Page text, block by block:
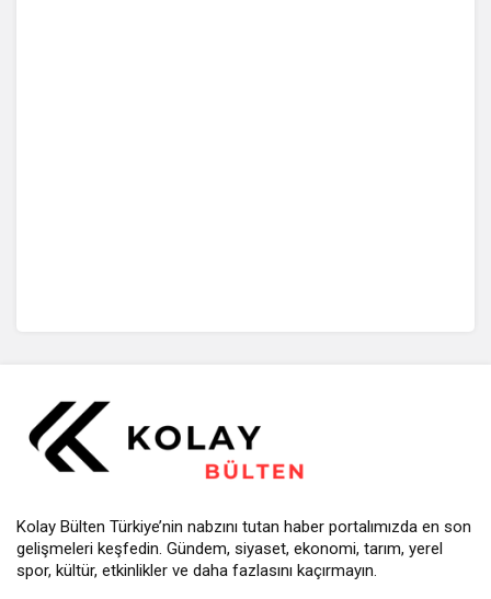
Kolay Bülten Türkiye’nin nabzını tutan haber portalımızda en son
gelişmeleri keşfedin. Gündem, siyaset, ekonomi, tarım, yerel
spor, kültür, etkinlikler ve daha fazlasını kaçırmayın.